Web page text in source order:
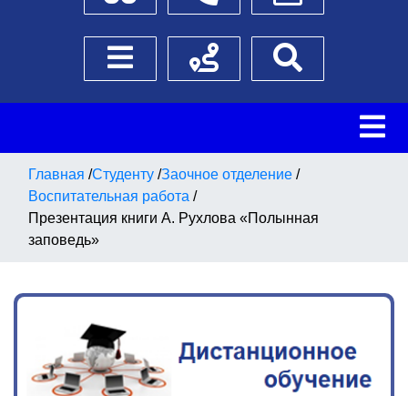
Боковое менюСхема проезда
Главная /Студенту /Заочное отделение /
Воспитательная работа /
Презентация книги А. Рухлова «Полынная
заповедь»